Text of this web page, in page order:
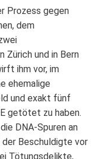
Prozess gegen
dem
Zürich und in Bern
ihm vor, im
ehemalige
und exakt fünf
getötet zu haben.
DNA-Spuren an
Beschuldigte vor
Tötungsdelikte,